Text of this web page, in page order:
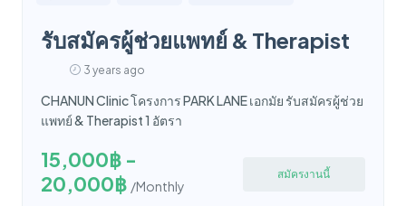
รับสมัครผู้ช่วยแพทย์ & Therapist
3 years ago
CHANUN Clinic โครงการ PARK LANE เอกมัย รับสมัครผู้ช่วย
แพทย์ & Therapist 1 อัตรา
15,000฿ -
20,000฿ /Monthly
สมัครงานนี้